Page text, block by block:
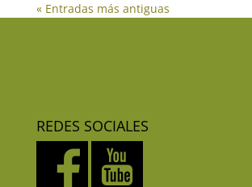
« Entradas más antiguas
REDES SOCIALES